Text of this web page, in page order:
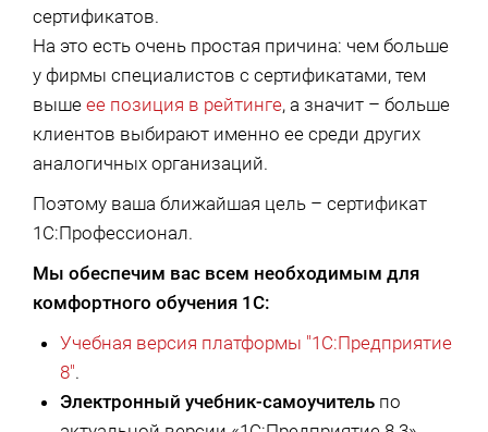
сертификатов.
На это есть очень простая причина: чем больше
у фирмы специалистов с сертификатами, тем
выше ее позиция в рейтинге, а значит – больше
клиентов выбирают именно ее среди других
аналогичных организаций.
Поэтому ваша ближайшая цель – сертификат
1С:Профессионал.
Мы обеспечим вас всем необходимым для
комфортного обучения 1С:
Учебная версия платформы "1С:Предприятие
8".
Электронный учебник-самоучитель по